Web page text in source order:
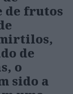
de frutos
de
o
sido a